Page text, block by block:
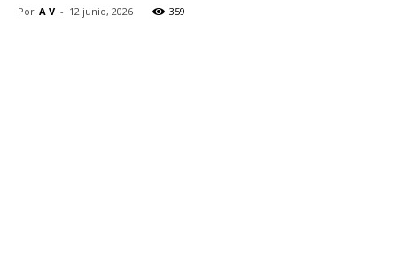
Por A V - 12 junio, 2026 359